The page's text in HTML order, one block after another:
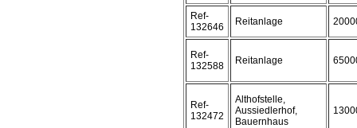
Ref-
132646
Reitanlage
Ref-
132588
Reitanlage
Ref-
132472
Althofstelle,
Aussiedlerhof,
Bauernhaus